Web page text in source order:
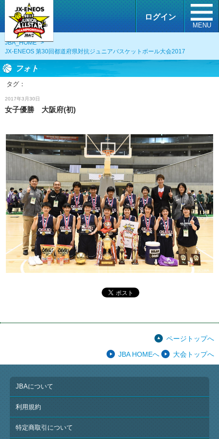
ログイン
MENU
JBA_HOME
>
JX-ENEOS 第30回都道府県対抗ジュニアバスケットボール大会2017
フォト
タグ：
2017年3月30日
女子優勝 大阪府(初)
ページトップへ
JBA HOMEへ
大会トップへ
JBAについて
利用規約
特定商取引について